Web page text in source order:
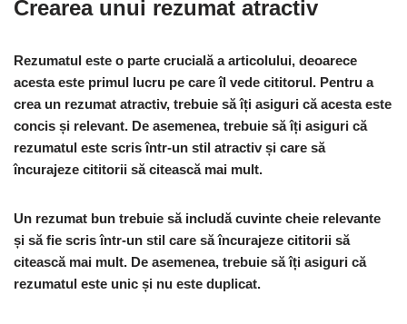
Crearea unui rezumat atractiv
Rezumatul este o parte crucială a articolului, deoarece
acesta este primul lucru pe care îl vede cititorul. Pentru a
crea un rezumat atractiv, trebuie să îți asiguri că acesta este
concis și relevant. De asemenea, trebuie să îți asiguri că
rezumatul este scris într-un stil atractiv și care să
încurajeze cititorii să citească mai mult.
Un rezumat bun trebuie să includă cuvinte cheie relevante
și să fie scris într-un stil care să încurajeze cititorii să
citească mai mult. De asemenea, trebuie să îți asiguri că
rezumatul este unic și nu este duplicat.